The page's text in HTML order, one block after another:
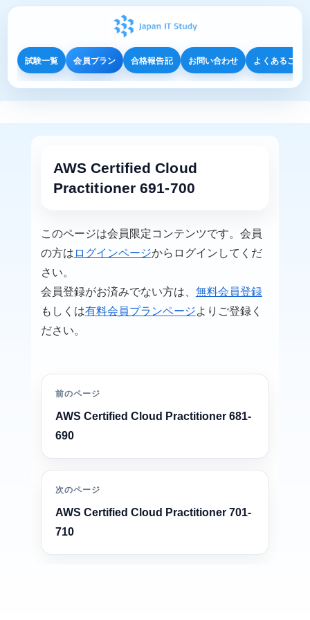
試験一覧 会員プラン 合格報告記 お問い合わせ よくあるご質
AWS Certified Cloud
Practitioner 691-700
このページは会員限定コンテンツです。会員
の方は ログインページからログインしてくだ
さい。
会員登録がお済みでない方は、 無料会員登録
もしくは有料会員プランページよりご登録く
ださい。
前のページ
AWS Certified Cloud Practitioner 681-
690
次のページ
AWS Certified Cloud Practitioner 701-
710